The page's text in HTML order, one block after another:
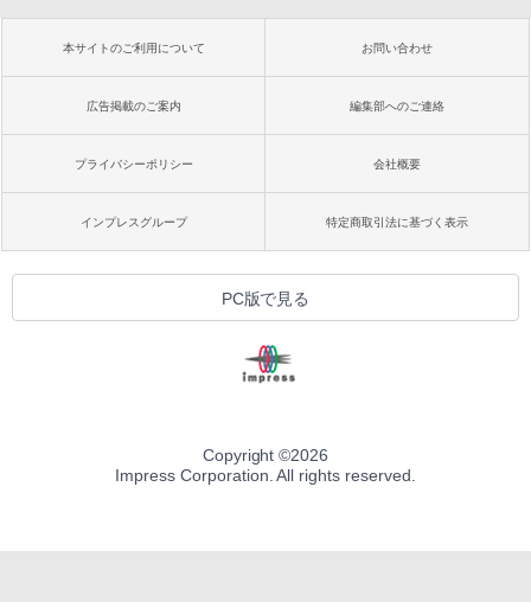
本サイトのご利用について お問い合わせ
広告掲載のご案内 編集部へのご連絡
プライバシーポリシー 会社概要
インプレスグループ 特定商取引法に基づく表示
PC版で見る
Copyright ©2026
Impress Corporation. All rights reserved.